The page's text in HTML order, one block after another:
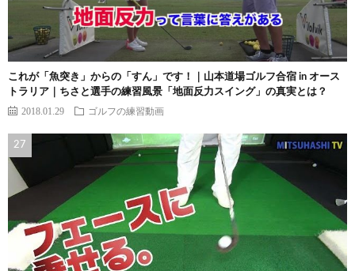
これが「魚突き」からの「すん」です！｜山本道場ゴルフ合宿 in オース
トラリア｜ちさと選手の練習風景「地面反力スイング」の真実とは？
2018.01.29 ゴルフの練習動画